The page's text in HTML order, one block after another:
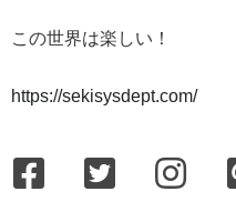
この世界は楽しい！
https://sekisysdept.com/